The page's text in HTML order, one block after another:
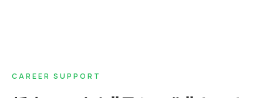
CAREER SUPPORT